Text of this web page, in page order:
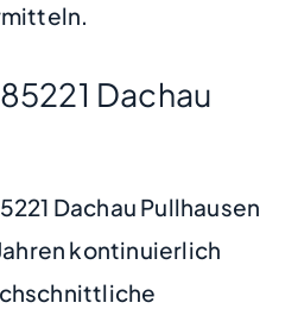
Dachau
Dachau Pullhausen
kontinuierlich